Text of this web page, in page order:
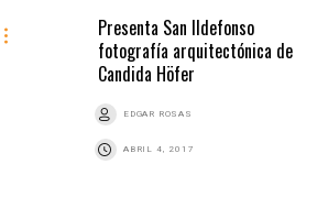
Presenta San Ildefonso
fotografía arquitectónica de
Candida Höfer
EDGAR ROSAS
ABRIL 4, 2017